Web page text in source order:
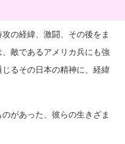
の経緯、激闘、その後をま
敵であるアメリカ兵にも強
るその日本の精神に、経緯
があった、彼らの生きざま